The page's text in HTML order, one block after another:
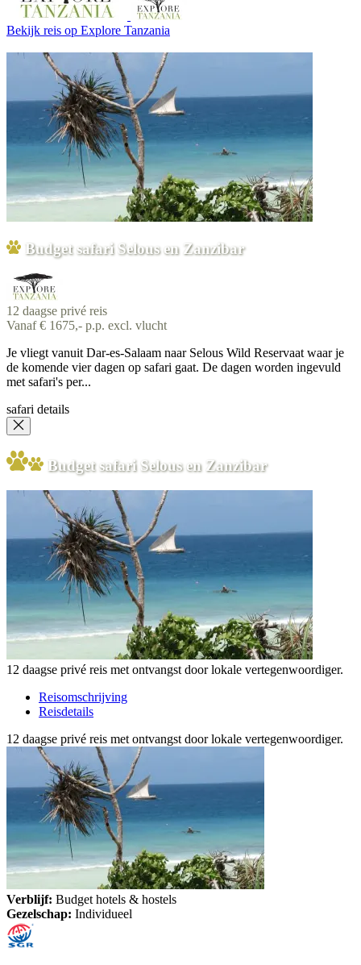
Bekijk reis op Explore Tanzania
Budget safari Selous en Zanzibar
12 daagse privé reis
Vanaf € 1675,- p.p. excl. vlucht
Je vliegt vanuit Dar-es-Salaam naar Selous Wild Reservaat waar je
de komende vier dagen op safari gaat. De dagen worden ingevuld
met safari's per...
safari details
Budget safari Selous en Zanzibar
12 daagse privé reis met ontvangst door lokale vertegenwoordiger.
Reisomschrijving
Reisdetails
12 daagse privé reis met ontvangst door lokale vertegenwoordiger.
Verblijf: Budget hotels & hostels
Gezelschap: Individueel